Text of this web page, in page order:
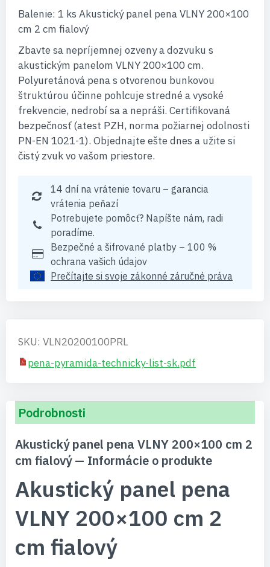
Balenie: 1 ks Akustický panel pena VLNY 200×100
cm 2 cm fialový
Zbavte sa nepríjemnej ozveny a dozvuku s
akustickým panelom VLNY 200×100 cm.
Polyuretánová pena s otvorenou bunkovou
štruktúrou účinne pohlcuje stredné a vysoké
frekvencie, nedrobí sa a nepráši. Certifikovaná
bezpečnosť (atest PZH, norma požiarnej odolnosti
PN-EN 1021-1). Objednajte ešte dnes a užite si
čistý zvuk vo vašom priestore.
14 dní na vrátenie tovaru – garancia
vrátenia peňazí
Potrebujete pomôcť? Napíšte nám, radi
poradíme.
Bezpečné a šifrované platby – 100 %
ochrana vašich údajov
Prečítajte si svoje zákonné záručné práva
SKU: VLN20200100PRL
pena-pyramida-technicky-list-sk.pdf
Podrobnosti
Akustický panel pena VLNY 200×100 cm 2
cm fialový — Informácie o produkte
Akustický panel pena
VLNY 200×100 cm 2
cm fialový